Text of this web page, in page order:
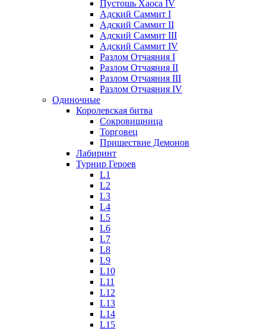
Пустошь Хаоса IV
Адский Саммит I
Адский Саммит II
Адский Саммит III
Адский Саммит IV
Разлом Отчаяния I
Разлом Отчаяния II
Разлом Отчаяния III
Разлом Отчаяния IV
Одиночные
Королевская битва
Сокровищница
Торговец
Пришествие Демонов
Лабиринт
Турнир Героев
L1
L2
L3
L4
L5
L6
L7
L8
L9
L10
L11
L12
L13
L14
L15